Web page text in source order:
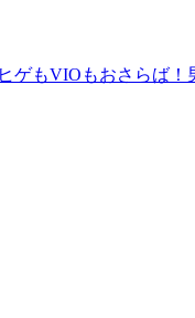
ゲもVIOもおさらば